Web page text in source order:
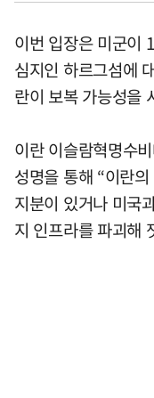
이번 입장은 미군이
심지인 하르그섬에
란이 보복 가능성을
이란 이슬람혁명수
성명을 통해 “이란
지분이 있거나 미국
지 인프라를 파괴해